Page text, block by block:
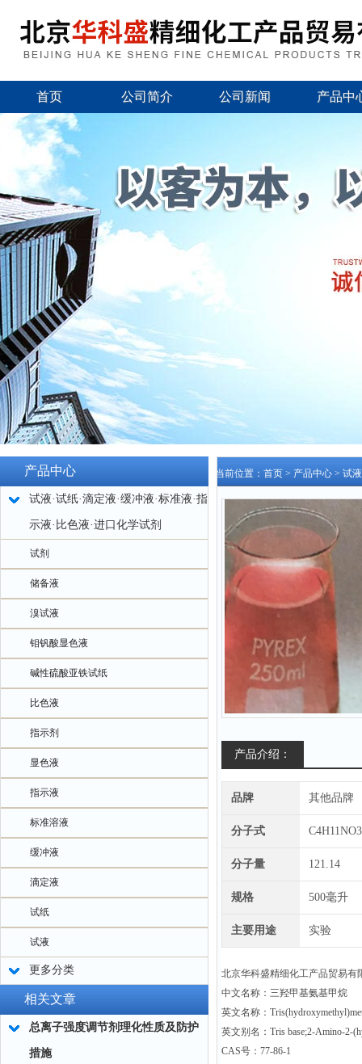
首页 公司简介 公司新闻 产品中
产品中心
试液·试纸·滴定液·缓冲液·标准液·指
示液·比色液·进口化学试剂
试剂
储备液
溴试液
钼钒酸显色液
碱性硫酸亚铁试纸
比色液
指示剂
显色液
指示液
标准溶液
缓冲液
滴定液
试纸
试液
更多分类
相关文章
总离子强度调节剂理化性质及防护
措施
当前位置： 首页 > 产品中心 > 试
产品介绍：
品牌 其他品牌
分子式 C4H11NO3
分子量 121.14
规格 500毫升
主要用途 实验
北京华科盛精细化工产品贸易有
中文名称：三羟甲基氨基甲烷
英文名称：
英文别名：Tris base;2-Amino-2-
CAS号：77-86-1